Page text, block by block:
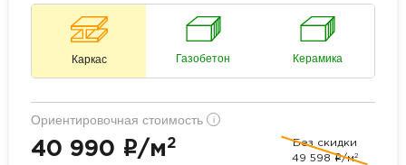
Каркас Газобетон Керамика
Ориентировочная стоимость i
40 990 i/м 2
Без скидки
49 598 i/м2